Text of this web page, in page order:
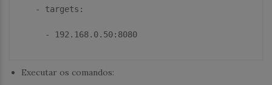
    -
targets :
      -
192.168.0.50: 8080
Executar os comandos: